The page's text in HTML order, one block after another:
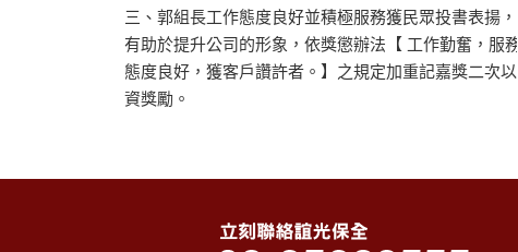
三、郭組長工作態度良好並積極服務獲民眾投書表揚，
有助於提升公司的形象，依獎懲辦法【 工作勤奮，服務
態度良好，獲客戶讚許者。】之規定加重記嘉獎二次以
資獎勵。